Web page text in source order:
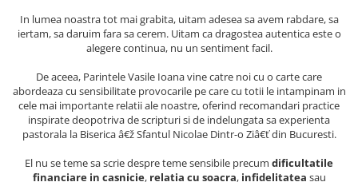
SealfHealing
Starea de bine
Terapii Alternative
AudioBook
Biografii, Memorii, Jurnale
In lumea noastra tot mai grabita, uitam adesea sa avem rabdare, sa
iertam, sa daruim fara sa cerem. Uitam ca dragostea autentica este o
alegere continua, nu un sentiment facil.
De aceea, Parintele Vasile Ioana vine catre noi cu o carte care
abordeaza cu sensibilitate provocarile pe care cu totii le intampinam in
cele mai importante relatii ale noastre, oferind recomandari practice
inspirate deopotriva de scripturi si de indelungata sa experienta
pastorala la Biserica â€ž Sfantul Nicolae Dintr-o Ziâ€ť din Bucuresti.
El nu se teme sa scrie despre teme sensibile precum dificultatile
financiare in casnicie, relatia cu soacra, infidelitatea sau